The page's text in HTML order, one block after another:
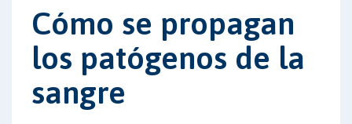
Cómo se propagan
los patógenos de la
sangre